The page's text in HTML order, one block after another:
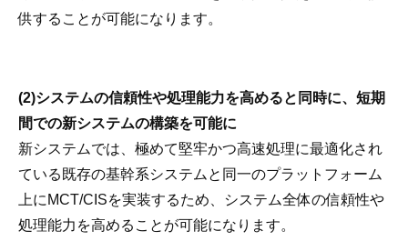
供することが可能になります。
(2)システムの信頼性や処理能力を高めると同時に、短期
間での新システムの構築を可能に
新システムでは、極めて堅牢かつ高速処理に最適化され
ている既存の基幹系システムと同一のプラットフォーム
上にMCT/CISを実装するため、システム全体の信頼性や
処理能力を高めることが可能になります。